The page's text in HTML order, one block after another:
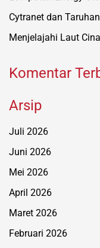
Cytranet dan
Menjelajahi Laut
Komentar
Arsip
Juli 2026
Juni 2026
Mei 2026
April 2026
Maret 2026
Februari 2026